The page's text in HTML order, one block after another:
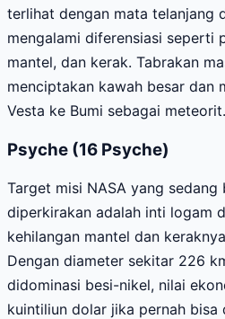
terlihat dengan mata telanjang
mengalami diferensiasi seperti
mantel, dan kerak. Tabrakan
menciptakan kawah besar dan
Vesta ke Bumi sebagai meteorit.
Psyche (16 Psyche)
Target misi NASA yang sedang
diperkirakan adalah inti logam
kehilangan mantel dan
Dengan diameter sekitar 226
didominasi besi-nikel, nilai
kuintiliun dolar jika pernah